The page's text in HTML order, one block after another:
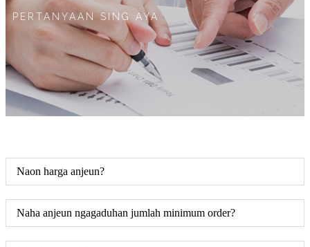
PERTANYAAN SING AYA
Naon harga anjeun?
Naha anjeun ngagaduhan jumlah minimum order?